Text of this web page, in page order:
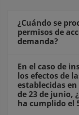
¿Cuándo se
permisos de
demanda?
En el caso de
los efectos de
establecidas en
de 23 de junio,
ha cumplido el